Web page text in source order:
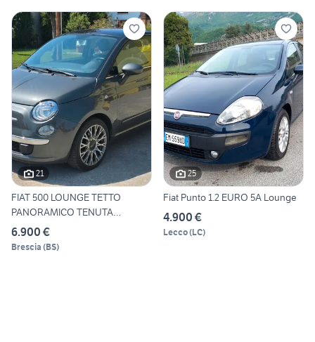
21
FIAT 500 LOUNGE TETTO
PANORAMICO TENUTA
BENISSIMO
6.900 €
Brescia (BS)
25
Fiat Punto 1.2 EURO 5A Lounge
4.900 €
Lecco(LC)